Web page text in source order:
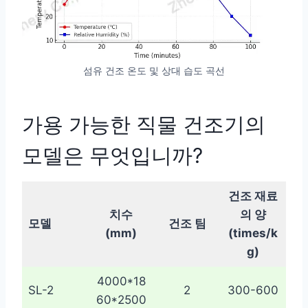
섬유 건조 온도 및 상대 습도 곡선
가용 가능한 직물 건조기의
모델은 무엇입니까?
모델
치수
(mm)
건조 팀
건조 재료
의 양
(times/k
g)
SL-2
4000*18
60*2500
2 300-600